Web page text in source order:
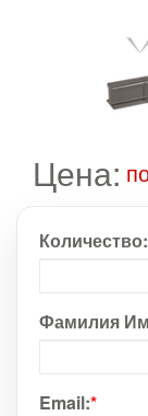
Цена:
Количество:
Фамилия
Email:*